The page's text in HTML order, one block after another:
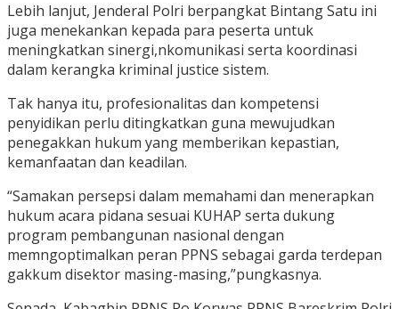
Lebih lanjut, Jenderal Polri berpangkat Bintang Satu ini
juga menekankan kepada para peserta untuk
meningkatkan sinergi,nkomunikasi serta koordinasi
dalam kerangka kriminal justice sistem.
Tak hanya itu, profesionalitas dan kompetensi
penyidikan perlu ditingkatkan guna mewujudkan
penegakkan hukum yang memberikan kepastian,
kemanfaatan dan keadilan.
“Samakan persepsi dalam memahami dan menerapkan
hukum acara pidana sesuai KUHAP serta dukung
program pembangunan nasional dengan
memngoptimalkan peran PPNS sebagai garda terdepan
gakkum disektor masing-masing,”pungkasnya.